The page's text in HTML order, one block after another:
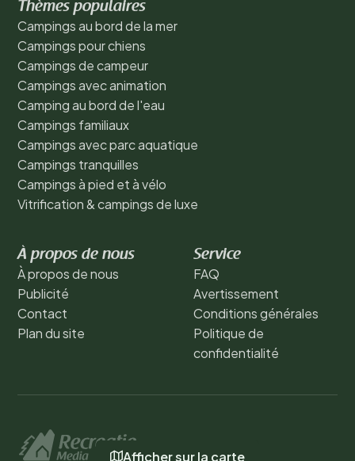
Afficher sur la carte
Thèmes populaires
Campings au bord de la mer
Campings pour chiens
Campings de campeur
Campings avec animation
Camping au bord de l'eau
Campings familiaux
Campings avec parc aquatique
Campings tranquilles
Campings à pied et à vélo
Vitrification & campings de luxe
À propos de nous
À propos de nous
Publicité
Contact
Plan du site
Service
FAQ
Avertissement
Conditions générales
Politique de
confidentialité